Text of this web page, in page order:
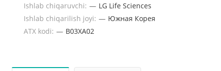
Ishlab chiqaruvchi: — LG Life Sciences
Ishlab chiqarilish joyi: — Южная Корея
ATX kodi: — B03ХA02